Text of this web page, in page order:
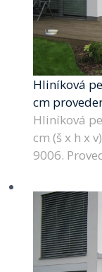
Hliníková
cm
Hliníková
cm (š x h x
9006.